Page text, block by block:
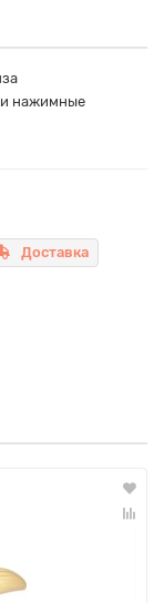
нажимные
Доставка